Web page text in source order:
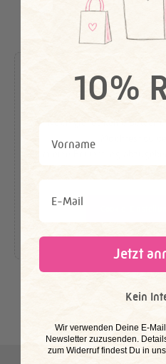
Teile deine
Noch gibt es keine
This is my
10%
Jetzt
Kein
​Wir verwenden Deine E-
Newsletter zuzusenden.
zum Widerruf findest Du in